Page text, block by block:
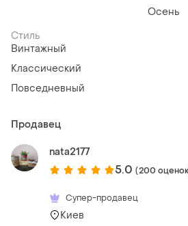
Осень
Стиль
Винтажный
Классический
Повседневный
Продавец
nata2177
5.0 (200
Супер-продавец
Киев